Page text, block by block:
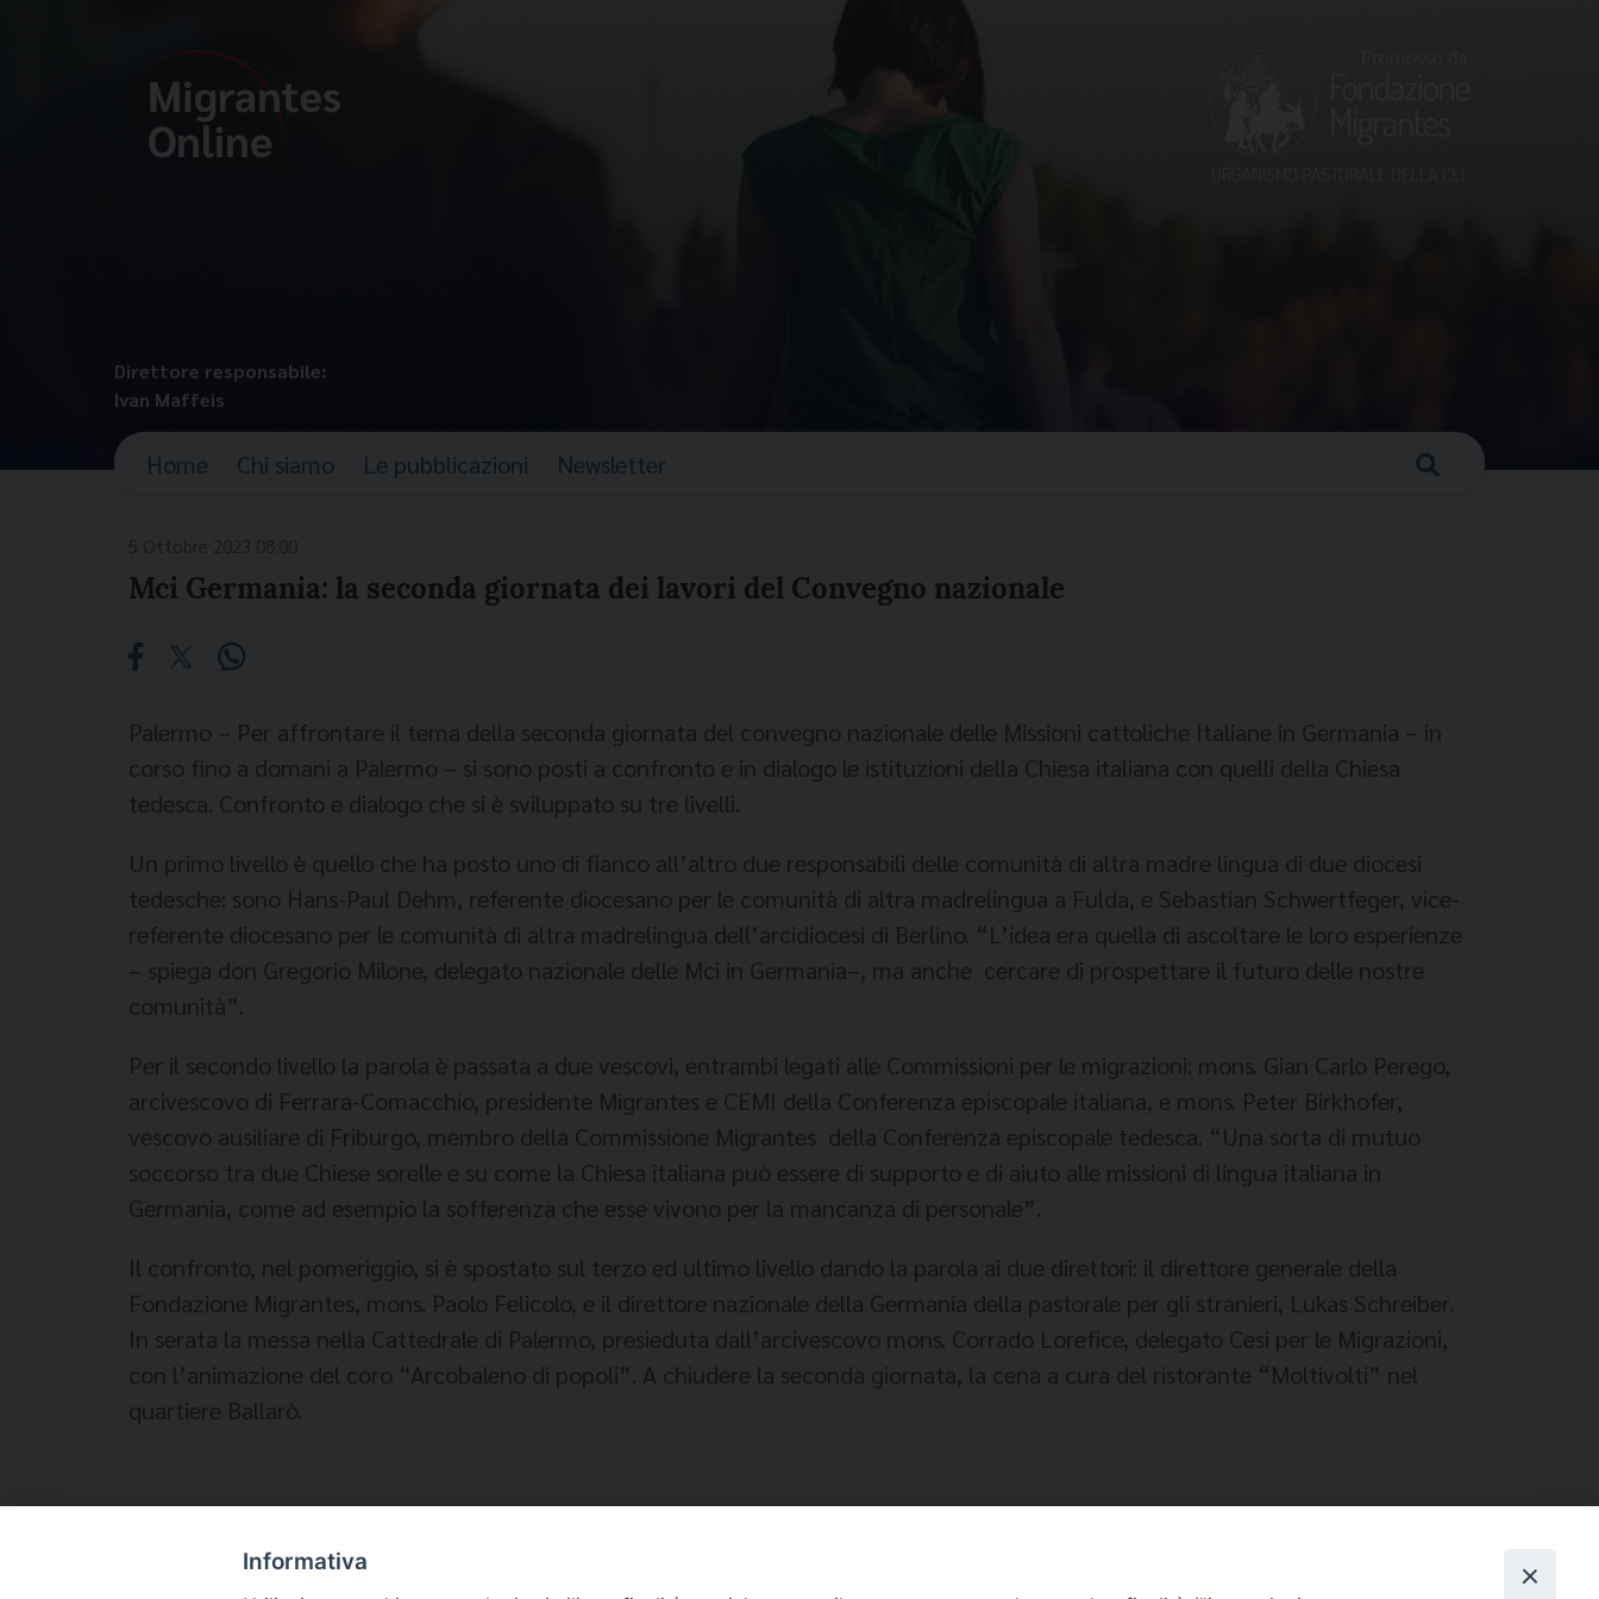
Direttore responsabile:
Ivan Maffeis
Home Chi siamo Le pubblicazioni Newsletter
Mci Germania: la seconda giornata dei lavori del Convegno nazionale
Palermo – Per affrontare il tema della seconda giornata del convegno nazionale delle Missioni cattoliche Italiane in Germania – in
corso fino a domani a Palermo – si sono posti a confronto e in dialogo le istituzioni della Chiesa italiana con quelli della Chiesa
tedesca. Confronto e dialogo che si è sviluppato su tre livelli.
Un primo livello è quello che ha posto uno di fianco all’altro due responsabili delle comunità di altra madre lingua di due diocesi
tedesche: sono Hans-Paul Dehm, referente diocesano per le comunità di altra madrelingua a Fulda, e Sebastian Schwertfeger, vice-
referente diocesano per le comunità di altra madrelingua dell’arcidiocesi di Berlino. “L’idea era quella di ascoltare le loro esperienze
– spiega don Gregorio Milone, delegato nazionale delle Mci in Germania–, ma anche cercare di prospettare il futuro delle nostre
comunità”.
Per il secondo livello la parola è passata a due vescovi, entrambi legati alle Commissioni per le migrazioni: mons. Gian Carlo Perego,
arcivescovo di Ferrara-Comacchio, presidente Migrantes e CEMI della Conferenza episcopale italiana, e mons. Peter Birkhofer,
vescovo ausiliare di Friburgo, membro della Commissione Migrantes della Conferenza episcopale tedesca. “Una sorta di mutuo
soccorso tra due Chiese sorelle e su come la Chiesa italiana può essere di supporto e di aiuto alle missioni di lingua italiana in
Germania, come ad esempio la sofferenza che esse vivono per la mancanza di personale”.
Il confronto, nel pomeriggio, si è spostato sul terzo ed ultimo livello dando la parola ai due direttori: il direttore generale della
Fondazione Migrantes, mons. Paolo Felicolo, e il direttore nazionale della Germania della pastorale per gli stranieri, Lukas Schreiber.
In serata la messa nella Cattedrale di Palermo, presieduta dall’arcivescovo mons. Corrado Lorefice, delegato Cesi per le Migrazioni,
con l’animazione del coro “Arcobaleno di popoli”. A chiudere la seconda giornata, la cena a cura del ristorante “Moltivolti” nel
quartiere Ballarò.
Informativa